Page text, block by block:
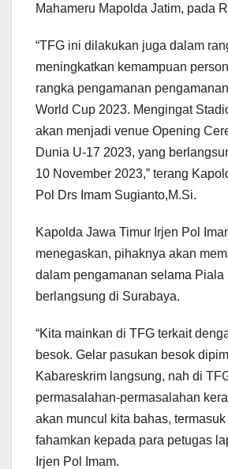
Mahameru Mapolda Jatim, pada
“TFG ini dilakukan juga dalam
meningkatkan kemampuan
rangka pengamanan
World Cup 2023. Mengingat
akan menjadi venue Opening
Dunia U-17 2023, yang
10 November 2023,” terang
Pol Drs Imam Sugianto,M.Si.
Kapolda Jawa Timur Irjen Pol
menegaskan, pihaknya akan
dalam pengamanan selama Piala
berlangsung di Surabaya.
“Kita mainkan di TFG terkait
besok. Gelar pasukan besok
Kabareskrim langsung, nah di
permasalahan-permasalahan
akan muncul kita bahas,
fahamkan kepada para petugas
Irjen Pol Imam.